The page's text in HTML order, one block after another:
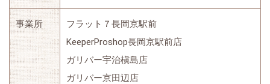
事業所
フラット７長岡京駅前
KeeperProshop長岡京駅前店
ガリバー宇治槇島店
ガリバー京田辺店